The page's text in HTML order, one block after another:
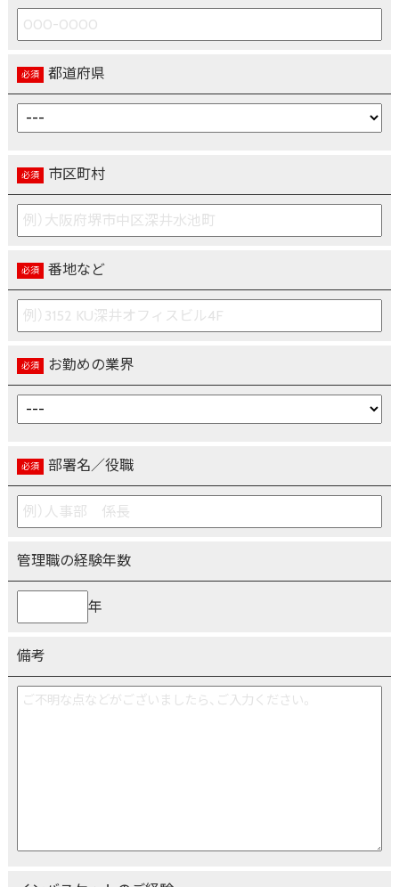
都道府県
市区町村
番地など
お勤めの業界
部署名／役職
管理職の経験年数
年
備考